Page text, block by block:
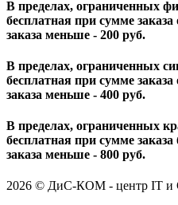
В пределах, ограниченных
бесплатная при сумме
заказа меньше - 200 руб.
В пределах, ограниченных
бесплатная при сумме
заказа меньше - 400 руб.
В пределах, ограниченных
бесплатная при сумме
заказа меньше - 800 руб.
2026 © ДиС-КОМ - центр IT и